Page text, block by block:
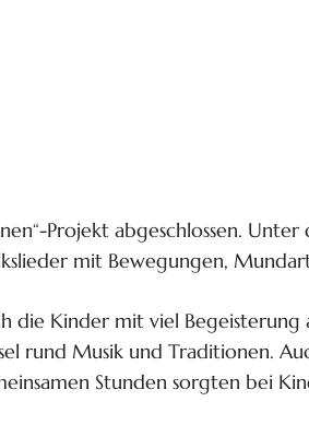
Projekt abgeschlossen.
mit Bewegungen,
die Kinder mit viel
rund Musik und Traditionen.
Stunden sorgten bei